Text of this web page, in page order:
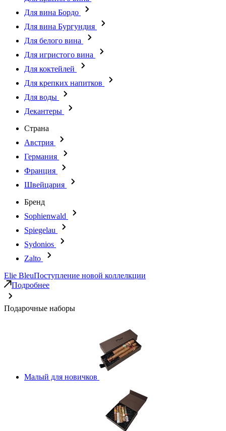
Для вина Бордо
Для вина Бургундия
Для белого вина
Для игристого вина
Для коктейлей
Для крепких напитков
Для воды
Декантеры
Страна
Австрия
Германия
Франция
Швейцария
Бренд
Sophienwald
Spiegelau
Sydonios
Zalto
Elie BleuПоступление новой коллелкции
Подробнее
Подарочные наборы
Малый для новичков